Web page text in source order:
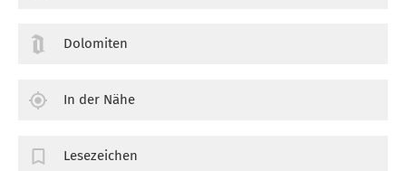
Dolomiten
In der Nähe
Lesezeichen